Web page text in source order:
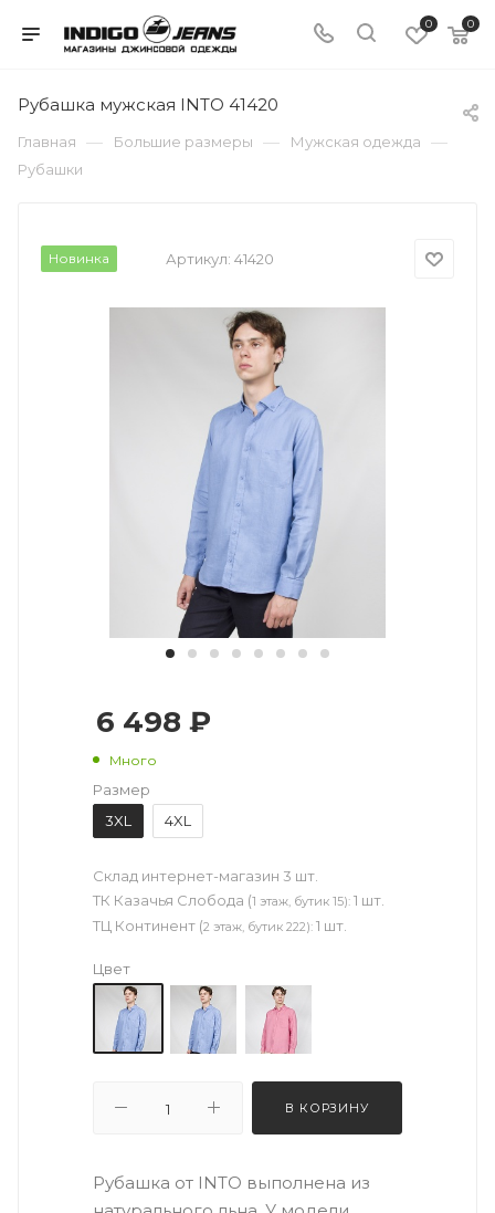
0 0
Рубашка мужская INTO 41420
Главная — Большие размеры — Мужская одежда —
Рубашки
Новинка Артикул: 41420
6 498 ₽
Много
Размер
3XL
4XL
Склад интернет-магазин 3 шт.
ТК Казачья Слобода (1 этаж, бутик 15): 1 шт.
ТЦ Континент (2 этаж, бутик 222): 1 шт.
Цвет
В КОРЗИНУ
Рубашка от INTO выполнена из